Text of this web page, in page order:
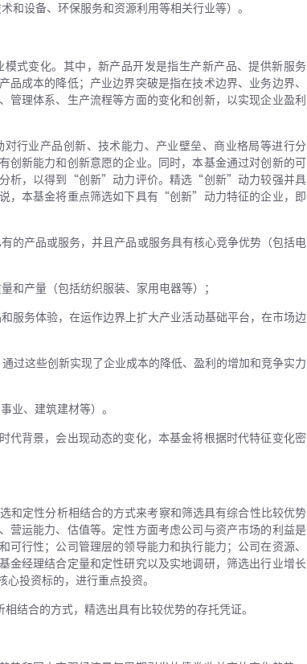
和设备、环保服务和资源利用等相关行业等）。
式变化。其中，新产品开发是指生产新产品、提供新服务
成本的降低；产业边界突破是指在技术边界、业务边界、
理体系、生产流程等方面的变化和创新，以实现企业盈利
行业产品创新、技术能力、产业壁垒、商业格局等进行分
新能力和创新意愿的企业。同时，本基金通过对创新的可
分析，以得到“创新”动力评价。精选“创新”动力较强并具
，本基金将重点筛选如下具有“创新”动力特征的企业，即
的产品或服务，并且产品或服务具有核心竞争优势（包括电
和产量（包括纺织服装、家用电器等）；
服务体验，在运作边界上扩大产业活动基础平台，在市场边
过这些创新实现了企业成本的降低、盈利的增加和竞争实力
业、建筑建材等）。
背景，会出现动态的变化，本基金将根据时代特征变化密
和定性分析相结合的方式来考察和筛选具有综合性比较优势
营运能力、估值等。定性方面考虑公司与资产市场的利益是
行性；公司管理层的领导能力和执行能力；公司在资源、
金经理结合定量和定性研究以及实地调研，筛选出行业增长
投资标的，进行重点投资。
结合的方式，精选出具有比较优势的存托凭证。